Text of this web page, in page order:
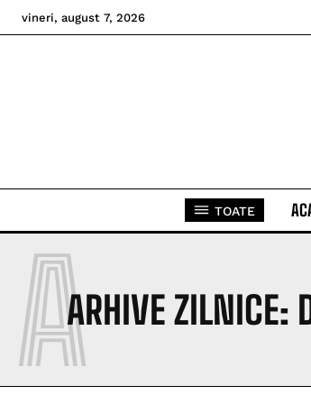
vineri, august 7, 2026
TOATE
ARHIVE ZILNICE:
A